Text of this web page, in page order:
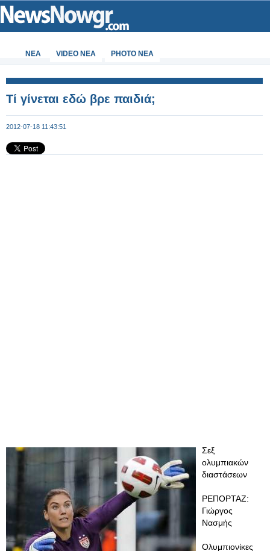
ΝΕΑ VIDEO NEA PHOTO NEA
Τί γίνεται εδώ βρε παιδιά;
2012-07-18 11:43:51
Σεξ
ολυμπιακών
διαστάσεων
ΡΕΠΟΡΤΑΖ:
Γιώργος
Νασμής
Ολυμπιονίκες